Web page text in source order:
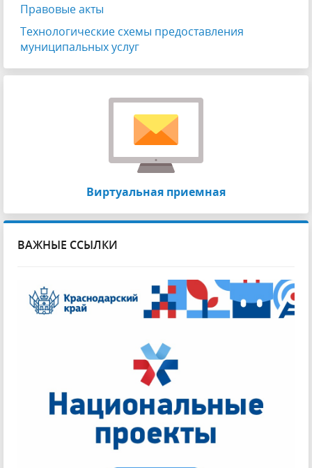
Правовые акты
Технологические схемы предоставления
муниципальных услуг
Виртуальная приемная
ВАЖНЫЕ ССЫЛКИ